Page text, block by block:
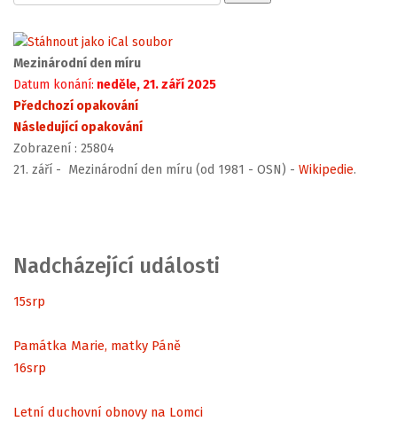
Mezinárodní den míru
Datum konání: neděle, 21. září 2025
Předchozí opakování
Následující opakování
Zobrazení : 25804
21. září - Mezinárodní den míru (od 1981 - OSN) - Wikipedie.
Nadcházející události
15srp
Památka Marie, matky Páně
16srp
Letní duchovní obnovy na Lomci